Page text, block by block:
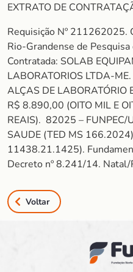
EXTRATO DE
Requisição Nº 211262025.
Rio-Grandense de
Contratada: SOLAB
LABORATORIOS LTDA-
ALÇAS DE LABORATÓRIO
R$ 8.890,00 (OITO MIL E
REAIS). 82025 – FUNPEC/
SAUDE (TED MS
11438.21.1425).
Decreto nº 8.241/14.
Voltar